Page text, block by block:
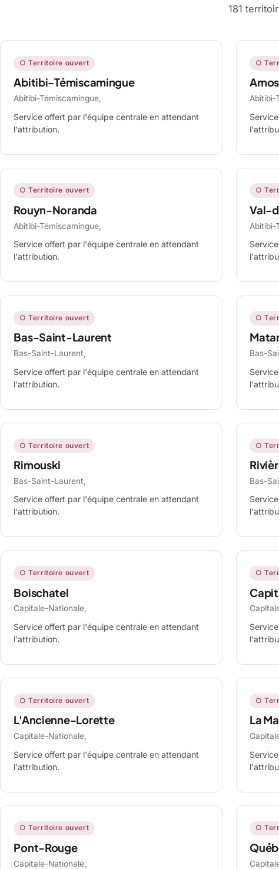
181
○ Territoire ouvert
Abitibi-Témiscamingue
Abitibi-Témiscamingue,
Service offert par l'équipe centrale en attendant
l'attribution.
○
Amos
Abitibi-
○ Territoire ouvert
Rouyn-Noranda
Abitibi-Témiscamingue,
Service offert par l'équipe centrale en attendant
l'attribution.
○
Val-
Abitibi-
○ Territoire ouvert
Bas-Saint-Laurent
Bas-Saint-Laurent,
Service offert par l'équipe centrale en attendant
l'attribution.
○
Bas-
○ Territoire ouvert
Rimouski
Bas-Saint-Laurent,
Service offert par l'équipe centrale en attendant
l'attribution.
○
Bas-
○ Territoire ouvert
Boischatel
Capitale-Nationale,
Service offert par l'équipe centrale en attendant
l'attribution.
○
○ Territoire ouvert
L'Ancienne-Lorette
Capitale-Nationale,
Service offert par l'équipe centrale en attendant
l'attribution.
○
La
○ Territoire ouvert
Pont-Rouge
Capitale-Nationale,
○